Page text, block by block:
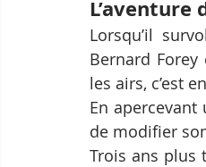
L’aventure
Lorsqu’il
Bernard
les airs, c’est
En
de modifier
Trois ans plus